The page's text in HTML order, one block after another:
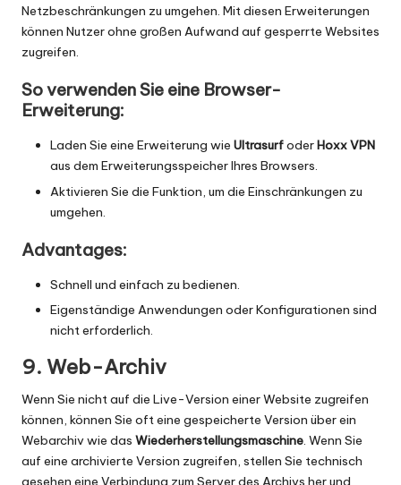
Netzbeschränkungen zu umgehen. Mit diesen Erweiterungen
können Nutzer ohne großen Aufwand auf gesperrte Websites
zugreifen.
So verwenden Sie eine Browser-
Erweiterung:
Laden Sie eine Erweiterung wie UltrasurfoderHoxx VPN
aus dem Erweiterungsspeicher Ihres Browsers.
Aktivieren Sie die Funktion, um die Einschränkungen zu
umgehen.
Advantages:
Schnell und einfach zu bedienen.
Eigenständige Anwendungen oder Konfigurationen sind
nicht erforderlich.
9. Web-Archiv
Wenn Sie nicht auf die Live-Version einer Website zugreifen
können, können Sie oft eine gespeicherte Version über ein
Webarchiv wie das Wiederherstellungsmaschine. Wenn Sie
auf eine archivierte Version zugreifen, stellen Sie technisch
gesehen eine Verbindung zum Server des Archivs her und